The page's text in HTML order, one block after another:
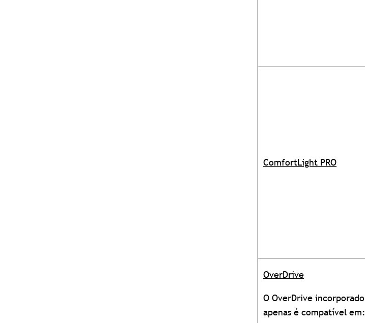
ComfortLight PRO
OverDrive
O OverDrive incorporado
apenas é compatível em: